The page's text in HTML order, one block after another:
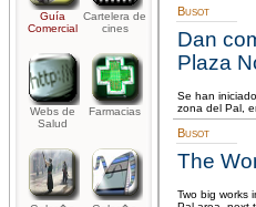
Guía
Comercial
Cartelera de
cines
Webs de
Salud
Farmacias
Busot
Dan
Plaza
Se han
zona del Pal,
Busot
The
Two big works